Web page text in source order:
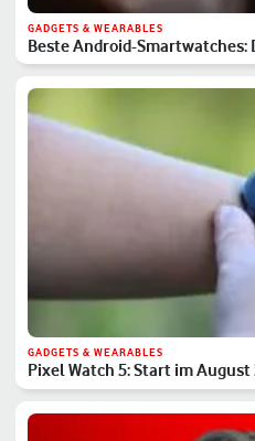
GADGETS & WEARABLES
Beste Android-Smartwatches:
GADGETS & WEARABLES
Pixel Watch 5: Start im August